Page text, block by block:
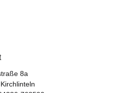
8a